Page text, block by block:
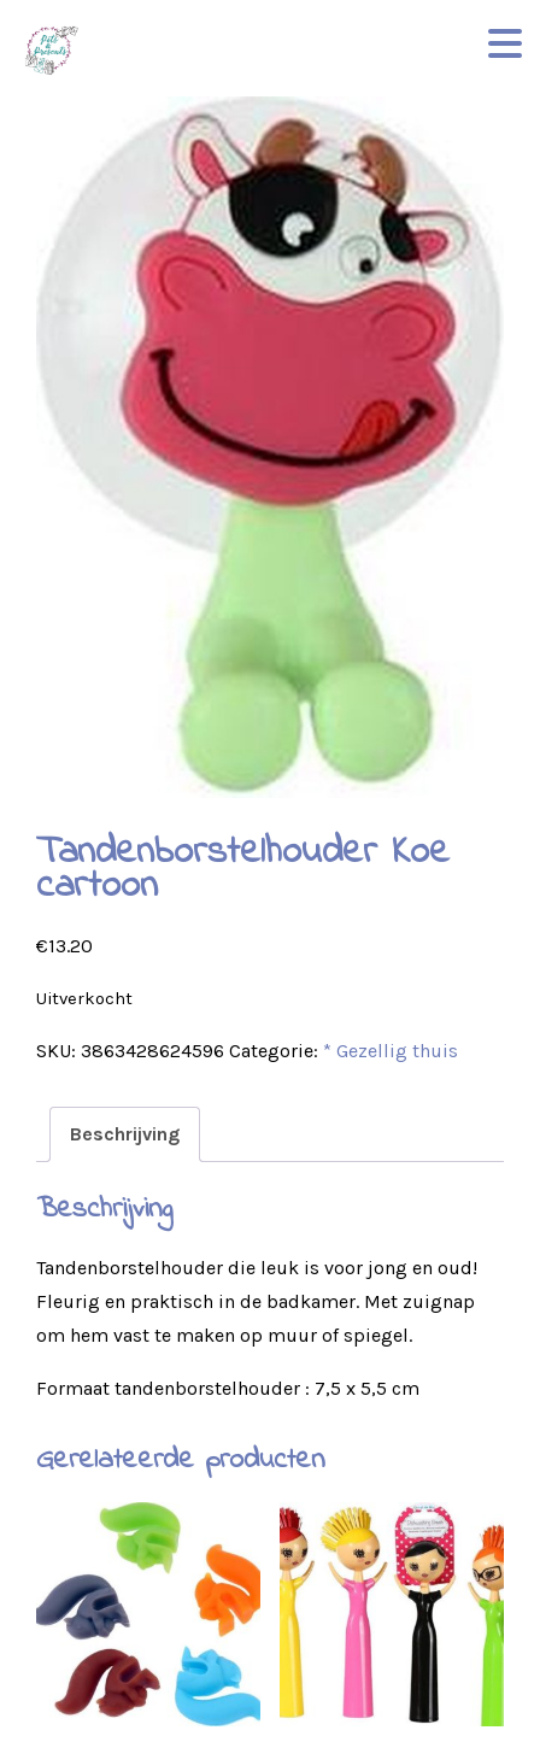
Tandenborstelhouder Koe
cartoon
€13.20
Uitverkocht
SKU: 3863428624596 Categorie: * Gezellig thuis
Beschrijving
Beschrijving
Tandenborstelhouder die leuk is voor jong en oud!
Fleurig en praktisch in de badkamer. Met zuignap
om hem vast te maken op muur of spiegel.
Formaat tandenborstelhouder : 7,5 x 5,5 cm
Gerelateerde producten